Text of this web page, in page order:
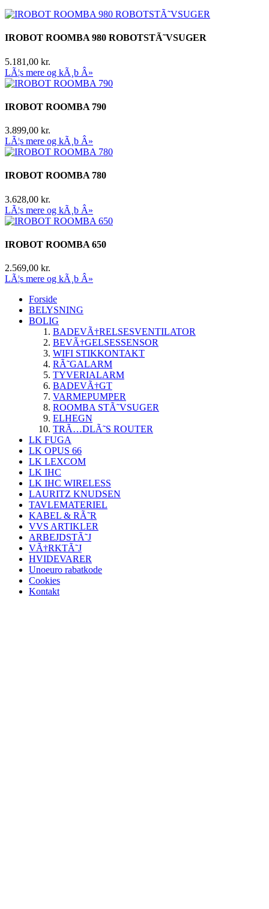
IROBOT ROOMBA 980 ROBOTSTÃ˜VSUGER
5.181,00 kr.
LÃ¦s mere og kÃ¸b Â»
IROBOT ROOMBA 790
3.899,00 kr.
LÃ¦s mere og kÃ¸b Â»
IROBOT ROOMBA 780
3.628,00 kr.
LÃ¦s mere og kÃ¸b Â»
IROBOT ROOMBA 650
2.569,00 kr.
LÃ¦s mere og kÃ¸b Â»
Forside
BELYSNING
BOLIG
BADEVÃ†RELSESVENTILATOR
BEVÃ†GELSESSENSOR
WIFI STIKKONTAKT
RÃ˜GALARM
TYVERIALARM
BADEVÃ†GT
VARMEPUMPER
ROOMBA STÃ˜VSUGER
ELHEGN
TRÃ…DLÃ˜S ROUTER
LK FUGA
LK OPUS 66
LK LEXCOM
LK IHC
LK IHC WIRELESS
LAURITZ KNUDSEN
TAVLEMATERIEL
KABEL & RÃ˜R
VVS ARTIKLER
ARBEJDSTÃ˜J
VÃ†RKTÃ˜J
HVIDEVARER
Unoeuro rabatkode
Cookies
Kontakt